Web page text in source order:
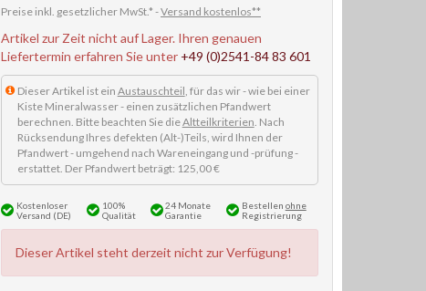
Preise inkl. gesetzlicher MwSt.* -Versand kostenlos**
Artikel zur Zeit nicht auf Lager. Ihren genauen
Liefertermin erfahren Sie unter +49 (0)2541-84 83 601
Dieser Artikel ist ein Austauschteil, für das wir - wie bei einer
Kiste Mineralwasser - einen zusätzlichen Pfandwert
berechnen. Bitte beachten Sie dieAltteilkriterien. Nach
Rücksendung Ihres defekten (Alt-)Teils, wird Ihnen der
Pfandwert - umgehend nach Wareneingang und -prüfung -
erstattet. Der Pfandwert beträgt: 125,00 €
Kostenloser
Versand (DE)
100%
Qualität
24 Monate
Garantie
Bestellen ohne
Registrierung
Dieser Artikel steht derzeit nicht zur Verfügung!